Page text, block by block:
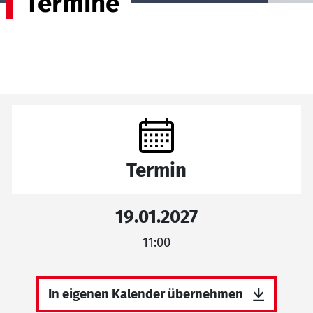
Termin
19.01.2027
11:00
In eigenen Kalender übernehmen